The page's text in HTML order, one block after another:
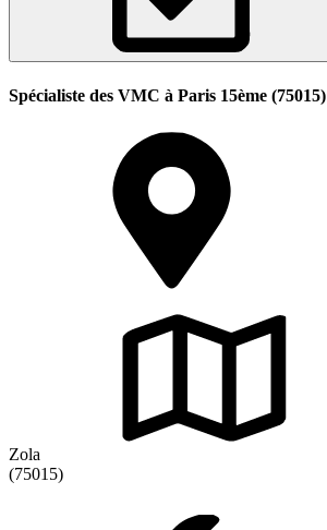
Spécialiste des VMC à Paris 15ème (75015)
Zola
(75015)